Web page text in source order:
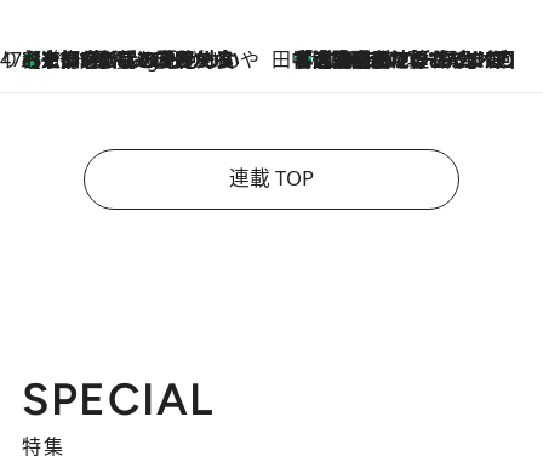
47都道府県の手みやげ ひんやりスイーツで夏を満喫
11 Hours Ago
【京都府】この夏絶対食べたい 冷やしておいしいおやつ3選 ひと口目から心を掴む新緑のテリーヌ 田中稲の勝手に再ブーム
2026.8.7
「湘南乃風に憧れて」観客大盛上がりの“タオル回し”に、ラッパー顔負けの高速歌唱まで…さだまさし（74）のアグレッシブすぎる現在地
連載 TOP
SPECIAL
特集